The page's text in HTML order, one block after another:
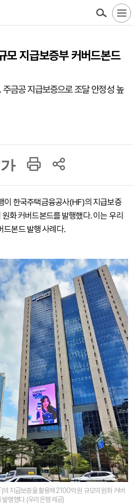
모 지급보증부 커버드본드
금공 지급보증으로 조달 안정성 높
가
이 한국주택금융공사(HF)의 지급보증
화 커버드본드를 발행했다. 이는 우리
드본드 발행 사례다.
지급보증을 활용해 2100억 원 규모의 원화 커버
발행했다. (우리은행 제공)